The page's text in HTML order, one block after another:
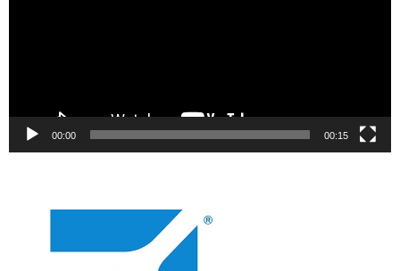
00:00 00:15